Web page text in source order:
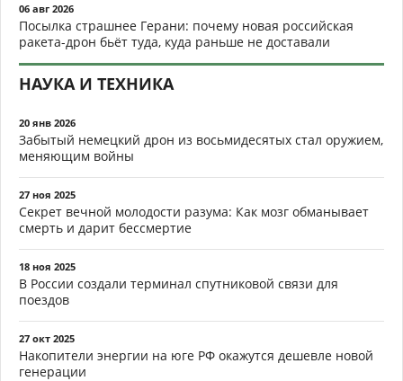
06 авг 2026
Посылка страшнее Герани: почему новая российская
ракета-дрон бьёт туда, куда раньше не доставали
НАУКА И ТЕХНИКА
20 янв 2026
Забытый немецкий дрон из восьмидесятых стал оружием,
меняющим войны
27 ноя 2025
Секрет вечной молодости разума: Как мозг обманывает
смерть и дарит бессмертие
18 ноя 2025
В России создали терминал спутниковой связи для
поездов
27 окт 2025
Накопители энергии на юге РФ окажутся дешевле новой
генерации